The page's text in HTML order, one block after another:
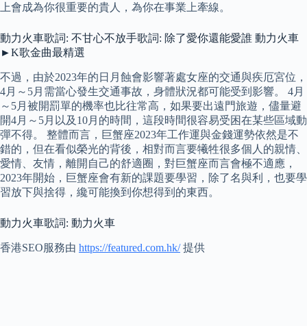
上會成為你很重要的貴人，為你在事業上牽線。
動力火車歌詞: 不甘心不放手歌詞: 除了愛你還能愛誰 動力火車
►K歌金曲最精選
不過，由於2023年的日月蝕會影響著處女座的交通與疾厄宮位，
4月～5月需當心發生交通事故，身體狀況都可能受到影響。 4月
～5月被開罰單的機率也比往常高，如果要出遠門旅遊，儘量避
開4月～5月以及10月的時間，這段時間很容易受困在某些區域動
彈不得。 整體而言，巨蟹座2023年工作運與金錢運勢依然是不
錯的，但在看似榮光的背後，相對而言要犧牲很多個人的親情、
愛情、友情，離開自己的舒適圈，對巨蟹座而言會極不適應，
2023年開始，巨蟹座會有新的課題要學習，除了名與利，也要學
習放下與捨得，纔可能換到你想得到的東西。
動力火車歌詞: 動力火車
香港SEO服務由 https://featured.com.hk/提供